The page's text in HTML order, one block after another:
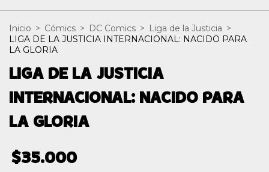
Inicio > Cómics > DC Comics > Liga de la Justicia >
LIGA DE LA JUSTICIA INTERNACIONAL: NACIDO PARA
LA GLORIA
LIGA DE LA JUSTICIA
INTERNACIONAL: NACIDO PARA
LA GLORIA
$35.000